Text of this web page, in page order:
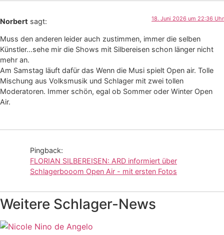
Norbert sagt: 18. Juni 2026 um 22:36 Uhr
Muss den anderen leider auch zustimmen, immer die selben
Künstler…sehe mir die Shows mit Silbereisen schon länger nicht
mehr an.
Am Samstag läuft dafür das Wenn die Musi spielt Open air. Tolle
Mischung aus Volksmusik und Schlager mit zwei tollen
Moderatoren. Immer schön, egal ob Sommer oder Winter Open
Air.
Pingback:
FLORIAN SILBEREISEN: ARD informiert über
Schlagerbooom Open Air - mit ersten Fotos
Weitere Schlager-News